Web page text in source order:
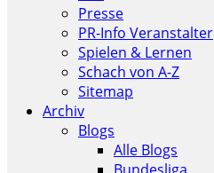
Presse
PR-Info Veranstalter
Spielen & Lernen
Schach von A-Z
Sitemap
Archiv
Blogs
Alle Blogs